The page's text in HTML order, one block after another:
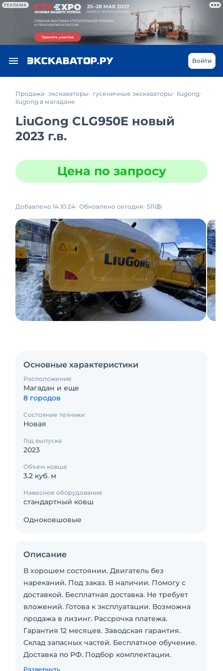
РЕКЛАМА
Войти
Продажа экскаваторы гусеничные экскаваторы
liugong
liugong в магадане
LiuGong CLG950E новый
2023 г.в.
Цена по запросу
Добавлено 14.10.24 Обновлено сегодня 511
Основные характеристики
Расположение
Магадан и еще
8 городов
Состояние техники
Новая
Год выпуска
2023
Объем ковша
3.2 куб. м
Навесное оборудование
стандартный ковш
Одноковшовые
Описание
В хорошем состоянии. Двигатель без
нареканий. Под заказ. В наличии. Помогу с
доставкой. Бесплатная доставка. Не требует
вложений. Готова к эксплуатации. Возможна
продажа в лизинг. Рассрочка платежа.
Гарантия 12 месяцев. Заводская гарантия.
Склад запасных частей. Бесплатное обучение.
Доставка по РФ. Подбор комплектации.
Полная документация.
Развернуть